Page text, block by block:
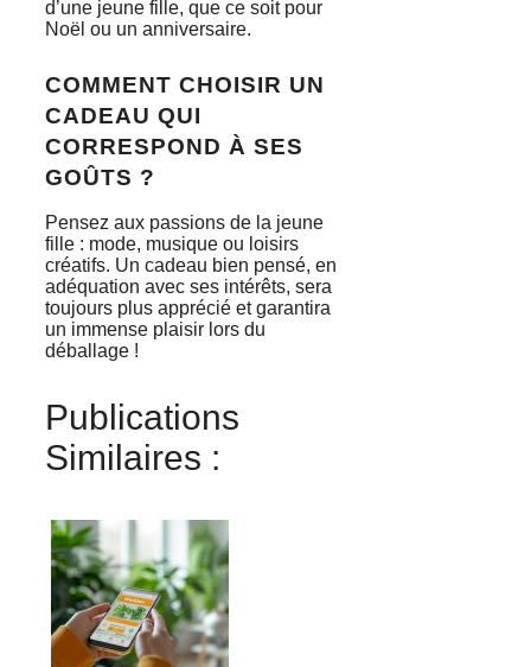
d’une jeune fille, que ce soit pour
Noël ou un anniversaire.
COMMENT CHOISIR UN
CADEAU QUI
CORRESPOND À SES
GOÛTS ?
Pensez aux passions de la jeune
fille : mode, musique ou loisirs
créatifs. Un cadeau bien pensé, en
adéquation avec ses intérêts, sera
toujours plus apprécié et garantira
un immense plaisir lors du
déballage !
Publications
Similaires :